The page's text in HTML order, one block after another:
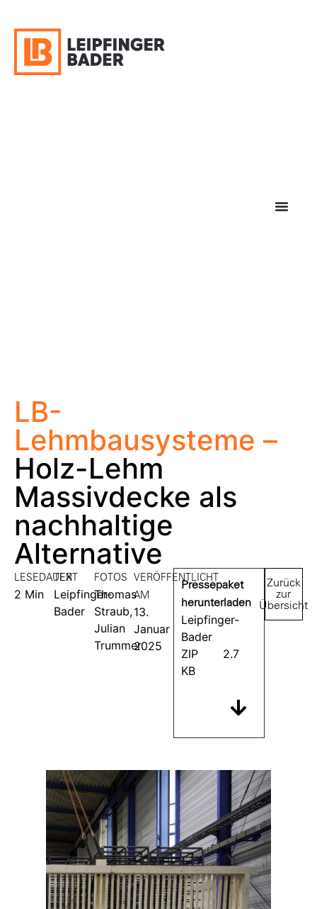
LB-
Lehmbausysteme –
Holz-Lehm
Massivdecke als
nachhaltige
Alternative
LESEDAUER
2 Min
TEXT
Leipfinger-
Bader​
FOTOS
Thomas
Straub,
Julian
Trummer
VERÖFFENTLICHT
AM
13.
Januar
2025
Pressepaket
herunterladen
Leipfinger-
Bader
ZIP 2.7
KB
Zurück
zur
Übersicht